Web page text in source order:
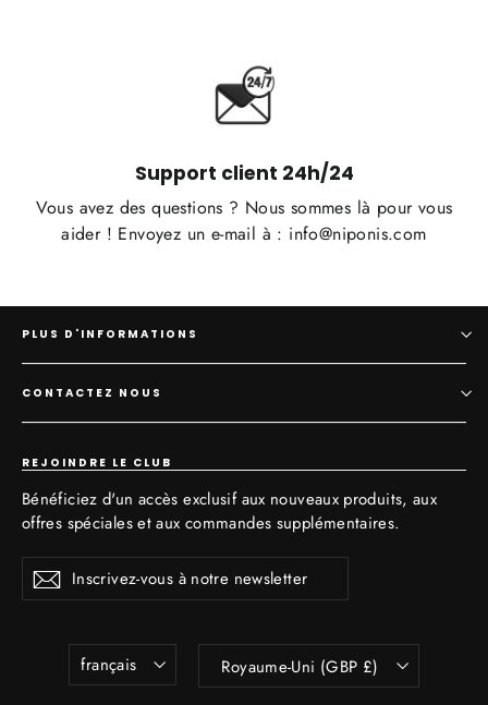
Support client 24h/24
Vous avez des questions ? Nous sommes là pour vous
aider ! Envoyez un e-mail à : info@niponis.com
PLUS D'INFORMATIONS
CONTACTEZ NOUS
REJOINDRE LE CLUB
Bénéficiez d'un accès exclusif aux nouveaux produits, aux
offres spéciales et aux commandes supplémentaires.
Inscrivez-
vous
newsletter
S'inscrire
Langue
français Devise
Royaume-Uni (GBP £)